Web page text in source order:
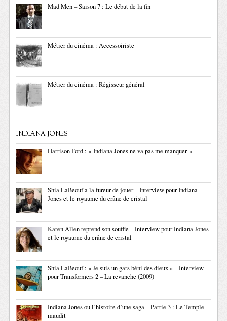
Mad Men – Saison 7 : Le début de la fin
Métier du cinéma : Accessoiriste
Métier du cinéma : Régisseur général
INDIANA JONES
Harrison Ford : « Indiana Jones ne va pas me manquer »
Shia LaBeouf a la fureur de jouer – Interview pour Indiana
Jones et le royaume du crâne de cristal
Karen Allen reprend son souffle – Interview pour Indiana Jones
et le royaume du crâne de cristal
Shia LaBeouf : « Je suis un gars béni des dieux » – Interview
pour Transformers 2 – La revanche (2009)
Indiana Jones ou l’histoire d’une saga – Partie 3 : Le Temple
maudit